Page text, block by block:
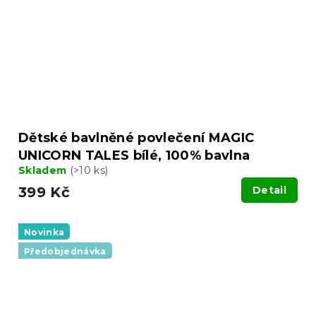
Dětské bavlněné povlečení MAGIC
UNICORN TALES bílé, 100% bavlna
Skladem (>10 ks)
399 Kč Detail
Novinka
Předobjednávka